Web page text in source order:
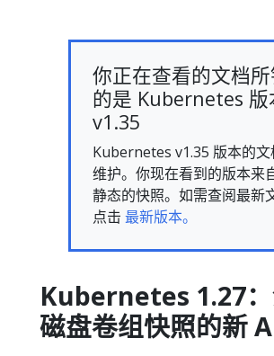
你正在查看的文档
的是 Kubernetes 版
v1.35
Kubernetes v1.35 版本的
维护。你现在看到的版本来
静态的快照。如需查阅最新
点击 最新版本。
Kubernetes 1.27
磁盘卷组快照的新